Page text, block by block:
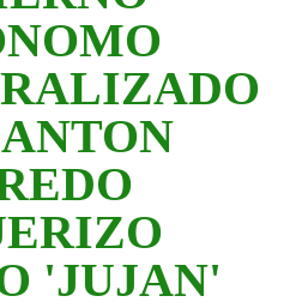
2025
2024
2023
JUJAN
'JUJAN'